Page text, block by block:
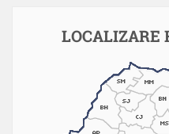
LOCALIZARE